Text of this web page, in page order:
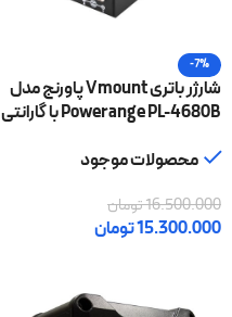
-7%
شارژر باتری Vmount پاورنج مدل
Powerange PL-4680B با گارانتی
محصولات موجود
16.500.000تومان
15.300.000تومان